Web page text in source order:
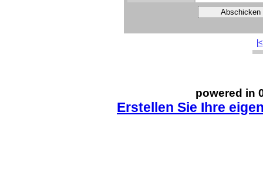
|<
powered in
Erstellen Sie Ihre